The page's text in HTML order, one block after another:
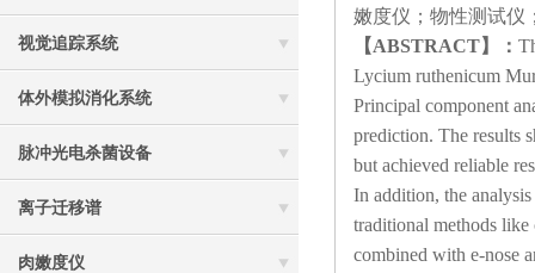
视觉追踪系统
体外模拟消化系统
脉冲光电杀菌设备
离子迁移谱
肉嫩度仪
嫩度仪；物性测试仪
【ABSTRACT】：
Lycium ruthenicum
Principal component
prediction. The results
but achieved reliable
In addition, the
traditional methods like
combined with e-nose